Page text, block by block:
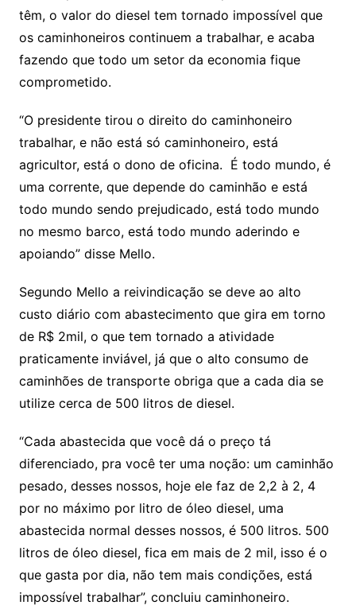
têm, o valor do diesel tem tornado impossível que
os caminhoneiros continuem a trabalhar, e acaba
fazendo que todo um setor da economia fique
comprometido.
“O presidente tirou o direito do caminhoneiro
trabalhar, e não está só caminhoneiro, está
agricultor, está o dono de oficina. É todo mundo, é
uma corrente, que depende do caminhão e está
todo mundo sendo prejudicado, está todo mundo
no mesmo barco, está todo mundo aderindo e
apoiando” disse Mello.
Segundo Mello a reivindicação se deve ao alto
custo diário com abastecimento que gira em torno
de R$ 2mil, o que tem tornado a atividade
praticamente inviável, já que o alto consumo de
caminhões de transporte obriga que a cada dia se
utilize cerca de 500 litros de diesel.
“Cada abastecida que você dá o preço tá
diferenciado, pra você ter uma noção: um caminhão
pesado, desses nossos, hoje ele faz de 2,2 à 2, 4
por no máximo por litro de óleo diesel, uma
abastecida normal desses nossos, é 500 litros. 500
litros de óleo diesel, fica em mais de 2 mil, isso é o
que gasta por dia, não tem mais condições, está
impossível trabalhar”, concluiu caminhoneiro.